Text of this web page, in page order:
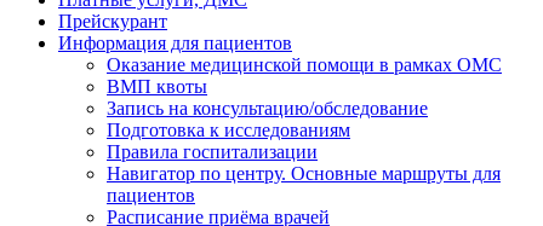
Прейскурант
Информация для пациентов
Оказание медицинской помощи в рамках ОМС
ВМП квоты
Запись на консультацию/обследование
Подготовка к исследованиям
Правила госпитализации
Навигатор по центру. Основные маршруты для
пациентов
Расписание приёма врачей